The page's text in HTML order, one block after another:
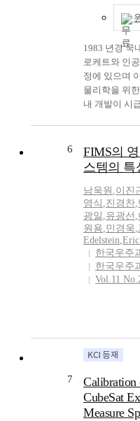
1983 년경 국
로케트와 인
정에 있으며
물리학을 위
내 개발이 시
중 국내에서
위치검출기
혹은 과학탐
X-선 천체물
경우 연구 개
향을 제시하
sounding
satellite are
around 1993.
radiation
observe X-
sensitive
works of
6
FIMS의
스템의 특
남욱원 ,이진
영식 ,진경찬,
광일 ,유광선 ,
원용,민경욱,
Edelstein,
한국우주
한국우주
Vol.11
7
CubeSat
Measure